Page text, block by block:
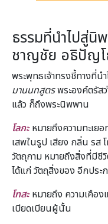
ธรรมที่นำไปสู่นิ
ชาญชัย อธิปัญ
พระพุทธเจ้าทรงชี้ทางที่
มานนทสูตรพระองค์ตรัสว่
แล้ว ก็ถึงพระนิพพาน
โลภะ หมายถึงความทะเย
เสพในรูป เสียง กลิ่น รส
วัตถุกาม หมายถึงสิ่งที่มีชี
ได้แก่ วัตถุสิ่งของ อีกประ
โทสะ หมายถึง ความเคือ
เบียดเบียนผู้นั้น